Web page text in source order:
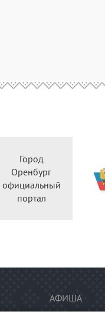
Город
Оренбург
официальный
портал
АФИША